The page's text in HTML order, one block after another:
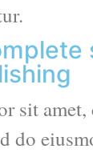
sit amet,
do